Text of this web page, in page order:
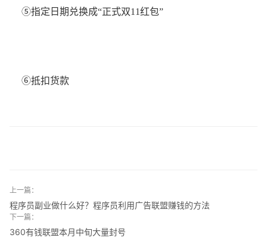
⑤指定日期兑换成“正式双11红包”
⑥抵扣货款
上一篇：
程序员副业做什么好？程序员利用广告联盟赚钱的方法
下一篇：
360有钱联盟本月中旬大量封号